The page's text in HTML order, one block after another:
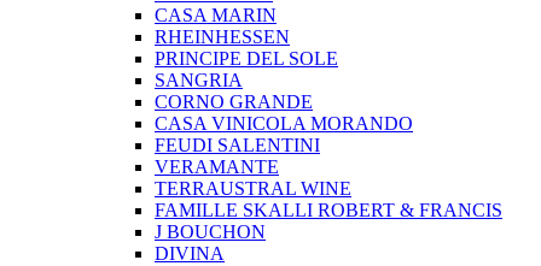
CASA MARIN
RHEINHESSEN
PRINCIPE DEL SOLE
SANGRIA
CORNO GRANDE
CASA VINICOLA MORANDO
FEUDI SALENTINI
VERAMANTE
TERRAUSTRAL WINE
FAMILLE SKALLI ROBERT & FRANCIS
J BOUCHON
DIVINA